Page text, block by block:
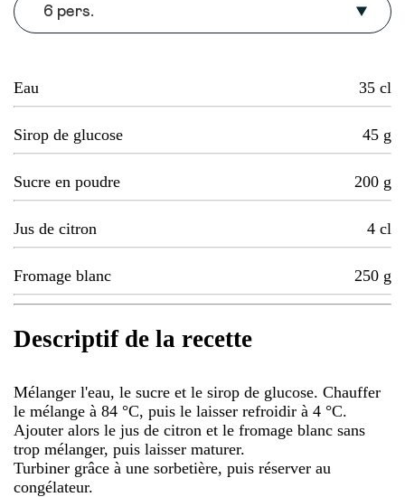
6 pers.
Eau 35 cl
Sirop de glucose 45 g
Sucre en poudre 200 g
Jus de citron 4 cl
Fromage blanc 250 g
Descriptif de la recette
Mélanger l'eau, le sucre et le sirop de glucose. Chauffer
le mélange à 84 °C, puis le laisser refroidir à 4 °C.
Ajouter alors le jus de citron et le fromage blanc sans
trop mélanger, puis laisser maturer.
Turbiner grâce à une sorbetière, puis réserver au
congélateur.